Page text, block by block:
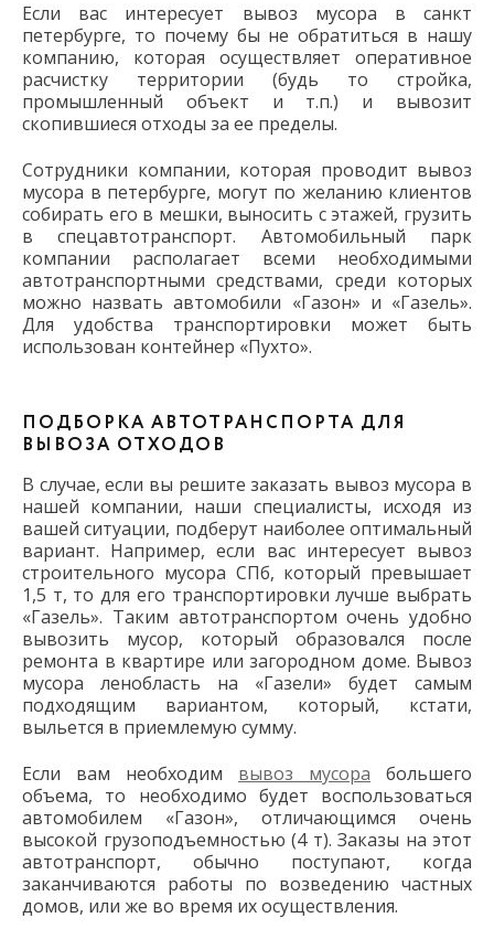
Если вас интересует вывоз мусора в санкт
петербурге, то почему бы не обратиться в нашу
компанию, которая осуществляет оперативное
расчистку территории (будь то стройка,
промышленный объект и т.п.) и вывозит
скопившиеся отходы за ее пределы.
Сотрудники компании, которая проводит вывоз
мусора в петербурге, могут по желанию клиентов
собирать его в мешки, выносить с этажей, грузить
в спецавтотранспорт. Автомобильный парк
компании располагает всеми необходимыми
автотранспортными средствами, среди которых
можно назвать автомобили «Газон» и «Газель».
Для удобства транспортировки может быть
использован контейнер «Пухто».
ПОДБОРКА АВТОТРАНСПОРТА ДЛЯ
ВЫВОЗА ОТХОДОВ
В случае, если вы решите заказать вывоз мусора в
нашей компании, наши специалисты, исходя из
вашей ситуации, подберут наиболее оптимальный
вариант. Например, если вас интересует вывоз
строительного мусора СПб, который превышает
1,5 т, то для его транспортировки лучше выбрать
«Газель». Таким автотранспортом очень удобно
вывозить мусор, который образовался после
ремонта в квартире или загородном доме. Вывоз
мусора ленобласть на «Газели» будет самым
подходящим вариантом, который, кстати,
выльется в приемлемую сумму.
Если вам необходим вывоз мусора большего
объема, то необходимо будет воспользоваться
автомобилем «Газон», отличающимся очень
высокой грузоподъемностью (4 т). Заказы на этот
автотранспорт, обычно поступают, когда
заканчиваются работы по возведению частных
домов, или же во время их осуществления.